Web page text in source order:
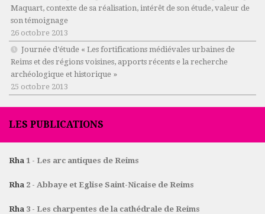
Maquart, contexte de sa réalisation, intérêt de son étude, valeur de
son témoignage
26 octobre 2013
Journée d’étude « Les fortifications médiévales urbaines de
Reims et des régions voisines, apports récents e la recherche
archéologique et historique »
25 octobre 2013
LES PUBLICATIONS
Rha 1 - Les arc antiques de Reims
Rha 2 - Abbaye et Eglise Saint-Nicaise de Reims
Rha 3 - Les charpentes de la cathédrale de Reims